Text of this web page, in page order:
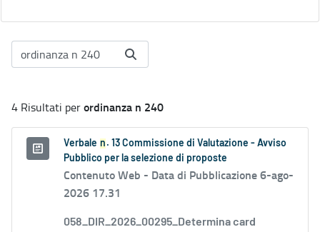
4 Risultati perordinanza n 240
Verbale n . 13 Commissione di Valutazione - Avviso
Pubblico per la selezione di proposte
Contenuto Web - Data di Pubblicazione 6-ago-
2026 17.31
058_DIR_2026_00295_Determina card